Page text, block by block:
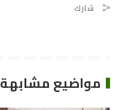
شارك
مواضيع مشابهة